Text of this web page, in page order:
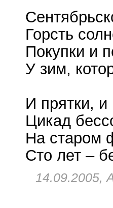
Горсть
Покупки и
У зим,
И прятки, и
Цикад
На старом
Сто лет –
14.09.2005,